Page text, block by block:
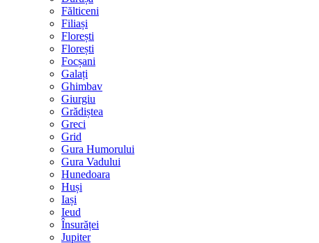
Fălticeni
Filiași
Florești
Florești
Focșani
Galați
Ghimbav
Giurgiu
Grădiștea
Greci
Grid
Gura Humorului
Gura Vadului
Hunedoara
Huși
Iași
Ieud
Însurăței
Jupiter